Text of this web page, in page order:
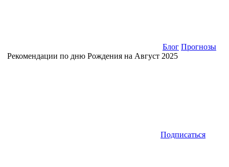
Блог Прогнозы
Рекомендации по дню Рождения на Август 2025
Подписаться